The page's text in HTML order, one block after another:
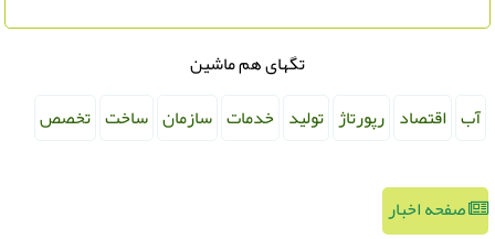
تگهای هم ماشین
آب
اقتصاد رپورتاژ تولید خدمات سازمان ساخت تخصص
صفحه اخبار